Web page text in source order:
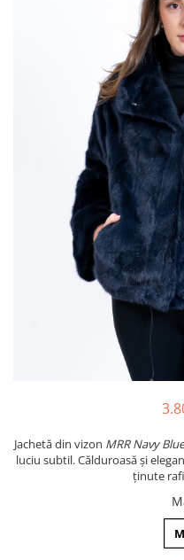
Pelerine de vulpe polară
Haine damă de zibelină
Blănuri Mongolină
Haine de Lynx
Haine blană - diverse
Jachetă din vizon MRR Navy Blue
luciu subtil. Călduroasă și
ținute
M